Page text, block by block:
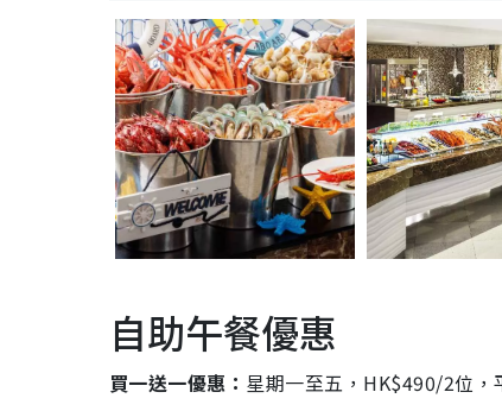
自助午餐優惠
買一送一優惠： 星期一至五，HK$490/2位，